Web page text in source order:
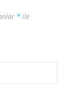
* ile